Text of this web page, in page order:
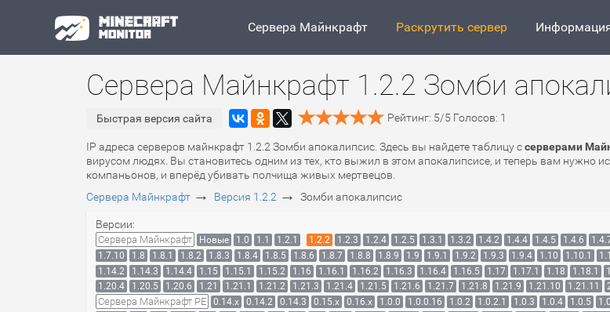
Сервера Майнкрафт Раскрутить сервер
Сервера Майнкрафт 1.2.2 Зомби
Быстрая версия сайта Рейтинг: 5/5 Голосов: 1
IP адреса серверов майнкрафт 1.2.2 Зомби апокалипсис. Здесь вы найдете таблицу ссерверами
вирусом людях. Вы становитесь одним из тех, кто выжил в этом апокалипсисе, и теперь вам
компаньонов, и вперёд убивать полчища живых мертвецов.
Сервера Майнкрафт → Версия 1.2.2 → Зомби апокалипсис
Версии:
Сервера Майнкрафт Новые 1.0 1.1 1.2.1 1.2.2 1.2.3 1.2.4 1.2.5 1.3.1 1.3.2 1.4.2 1.4.4 1.4.5 1.4.6
1.7.10
1.8 1.8.1 1.8.2 1.8.3 1.8.4 1.8.5 1.8.6 1.8.7 1.8.8 1.8.9 1.9 1.9.1 1.9.2 1.9.3 1.9.4 1.10 1.10.1
1.14.2
1.14.3 1.14.4 1.15 1.15.1 1.15.2 1.16 1.16.1 1.16.2 1.16.3 1.16.4 1.16.5 1.17 1.17.1 1.18 1.18.1
1.20.4
1.20.5 1.20.6 1.21 1.21.1 1.21.2 1.21.3 1.21.4 1.21.5 1.21.6 1.21.7 1.21.8 1.21.9 1.21.10 1.21.11
Сервера Майнкрафт PE 0.14.x 0.14.2 0.14.3 0.15.x 0.16.x 1.0.0 1.0.0.16 1.0.2 1.0.2.1 1.0.3 1.0.4 1.0.5